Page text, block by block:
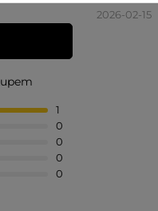
1
0
0
0
0
2026-02-15